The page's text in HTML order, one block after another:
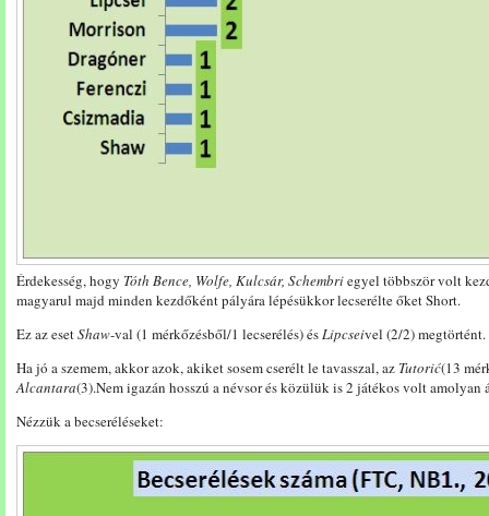
Érdekesség, hogy Tóth Bence, Wolfe, Kulcsár, Schembriegyel többször volt
magyarul majd minden kezdőként pályára lépésükkor lecserélte őket Short.
Ez az esetShaw-val (1 mérkőzésből/1 lecserélés) ésLipcseivel (2/2) megtörtént.
Ha jó a szemem, akkor azok, akiket sosem cserélt le tavasszal, az Tutorić(13
Alcantara(3).Nem igazán hosszú a névsor és közülük is 2 játékos volt
Nézzük a becseréléseket: